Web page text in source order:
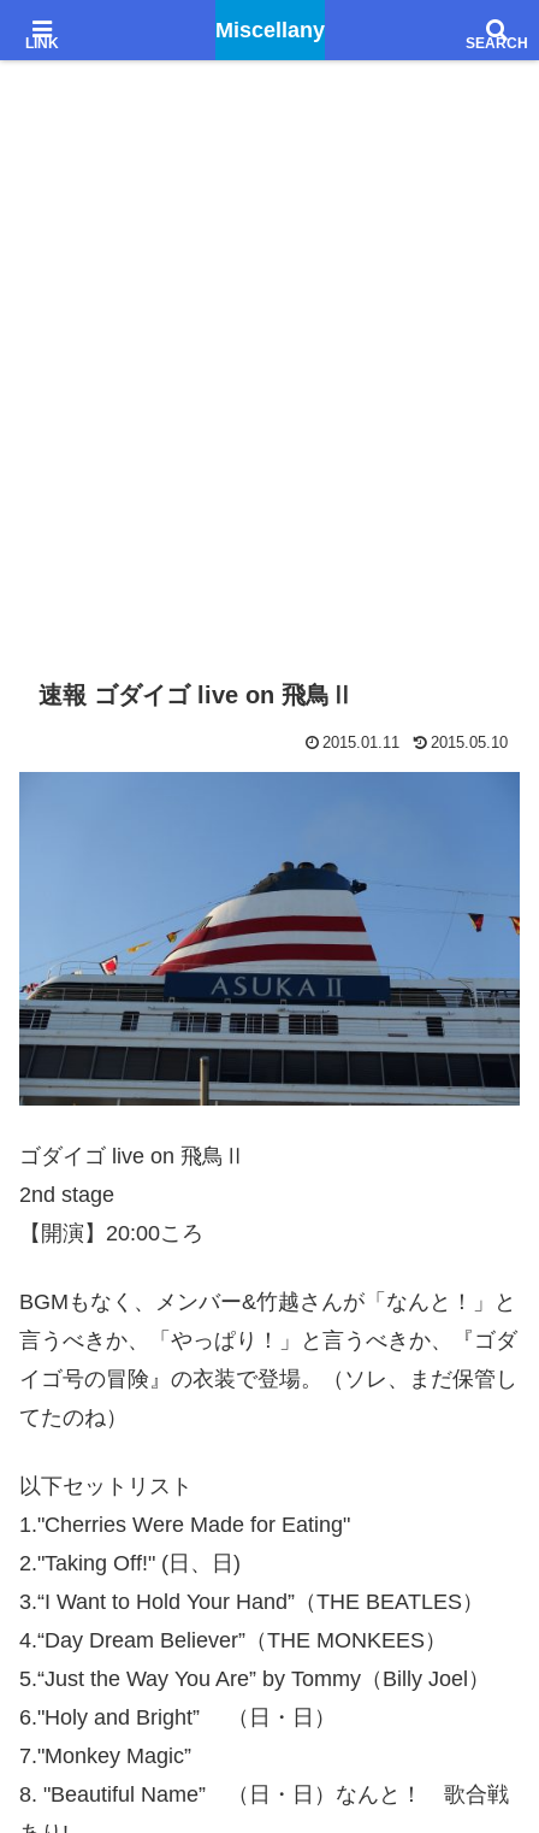
Godiegoを聴きながら、文学的感想とか想像とか妄想とか……
速報 ゴダイゴ live on 飛鳥Ⅱ
2015.01.11 2015.05.10
ゴダイゴ live on 飛鳥Ⅱ
2nd stage
【開演】20:00ころ
BGMもなく、メンバー&竹越さんが「なんと！」と
言うべきか、「やっぱり！」と言うべきか、『ゴダ
イゴ号の冒険』の衣装で登場。（ソレ、まだ保管し
てたのね）
以下セットリスト
1."Cherries Were Made for Eating"
2."Taking Off!" (日、日)
3.“I Want to Hold Your Hand”（THE BEATLES）
4.“Day Dream Believer”（THE MONKEES）
5.“Just the Way You Are” by Tommy（Billy Joel）
6."Holy and Bright” （日・日）
7."Monkey Magic”
8. "Beautiful Name” （日・日）なんと！ 歌合戦
Miscellany